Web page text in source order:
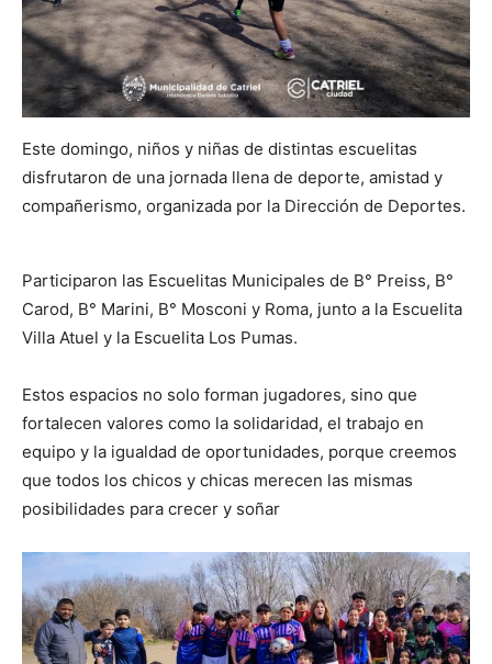
Este domingo, niños y niñas de distintas escuelitas
disfrutaron de una jornada llena de deporte, amistad y
compañerismo, organizada por la Dirección de Deportes.
Participaron las Escuelitas Municipales de B° Preiss, B°
Carod, B° Marini, B° Mosconi y Roma, junto a la Escuelita
Villa Atuel y la Escuelita Los Pumas.
Estos espacios no solo forman jugadores, sino que
fortalecen valores como la solidaridad, el trabajo en
equipo y la igualdad de oportunidades, porque creemos
que todos los chicos y chicas merecen las mismas
posibilidades para crecer y soñar